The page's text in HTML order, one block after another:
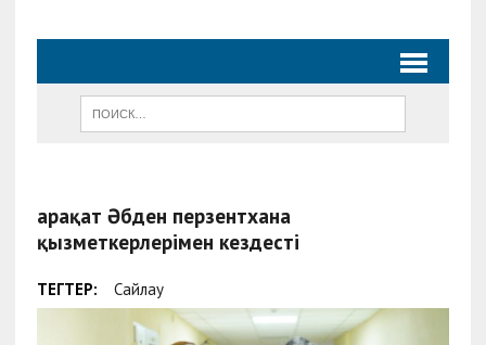
Қарақат Әбден перзентхана
қызметкерлерімен кездесті
ТЕГТЕР: Сайлау